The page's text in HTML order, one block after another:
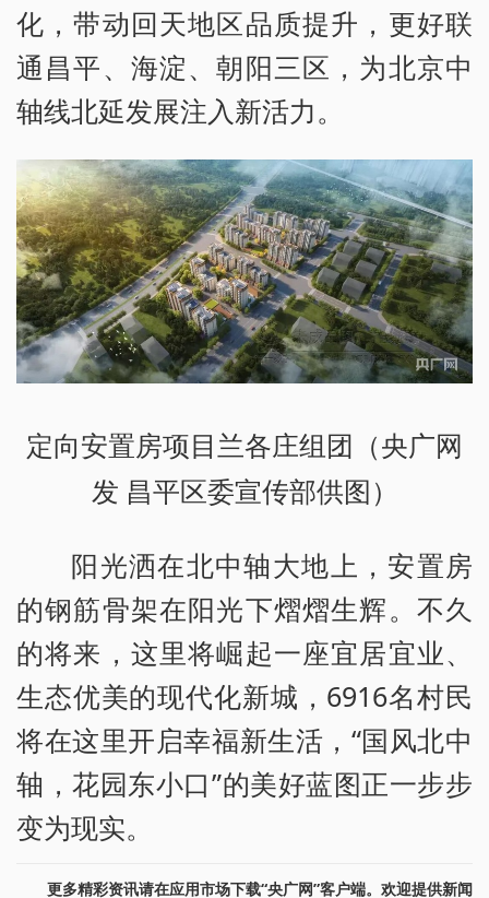
化，带动回天地区品质提升，更好联
通昌平、海淀、朝阳三区，为北京中
轴线北延发展注入新活力。
定向安置房项目兰各庄组团（央广网
发 昌平区委宣传部供图）
阳光洒在北中轴大地上，安置房
的钢筋骨架在阳光下熠熠生辉。不久
的将来，这里将崛起一座宜居宜业、
生态优美的现代化新城，6916名村民
将在这里开启幸福新生活，“国风北中
轴，花园东小口”的美好蓝图正一步步
变为现实。
更多精彩资讯请在应用市场下载“央广网”客户端。欢迎提供新闻